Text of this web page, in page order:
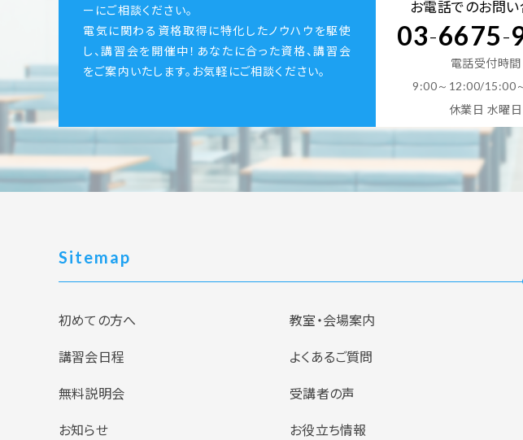
ーにご相談ください。
電気に関わる資格取得に特化したノウハウを駆使
し、講習会を開催中！あなたに合った資格、講習会
をご案内いたします。お気軽にご相談ください。
お電話でのお問
03-6675-
電話受付時間
9:00～12:00/15:00
休業日 水曜日
Sitemap
初めての方へ
教室・会場案内
講習会日程
よくあるご質問
無料説明会
受講者の声
お知らせ
お役立ち情報